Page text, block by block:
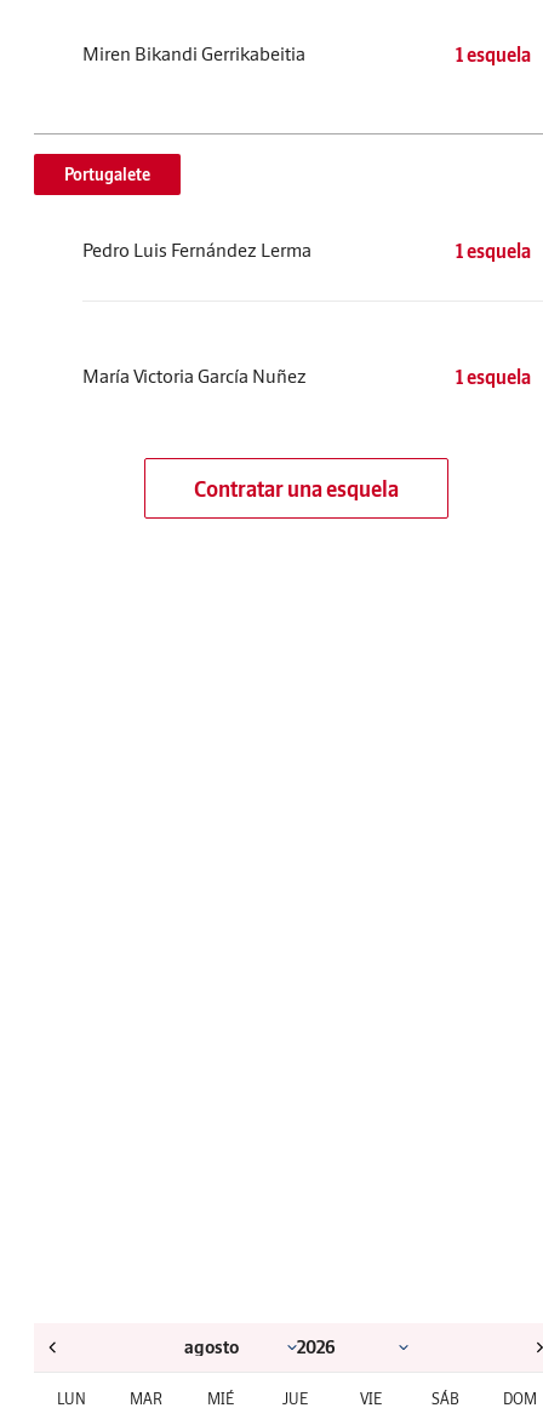
Miren Bikandi Gerrikabeitia 1 esquela
Portugalete
Pedro Luis Fernández Lerma 1 esquela
María Victoria García Nuñez 1 esquela
Contratar una esquela
LUN MAR MIÉ JUE VIE SÁB DOM